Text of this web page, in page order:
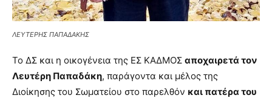
ΛΕΥΤΕΡΗΣ ΠΑΠΑΔΑΚΗΣ
Το ΔΣ και η οικογένεια της ΕΣ ΚΑΔΜΟΣ αποχαιρετά τον
Λευτέρη Παπαδάκη, παράγοντα και μέλος της
Διοίκησης του Σωματείου στο παρελθόν και πατέρα του